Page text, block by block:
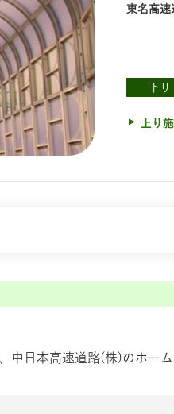
東名高速
下り
上り
中日本高速道路(株)のホーム